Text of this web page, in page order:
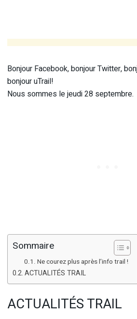
Bonjour Facebook, bonjour Twitter,
bonjour uTrail!
Nous sommes le jeudi 28 septembre.
Sommaire
Ne courez plus après l’info trail !
ACTUALITÉS TRAIL
ACTUALITÉS TRAIL